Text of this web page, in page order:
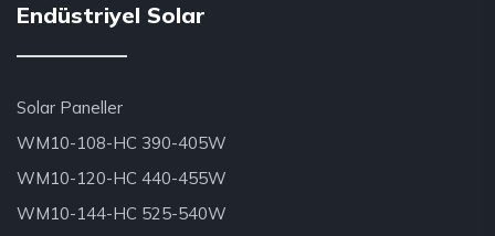
Endüstriyel Solar
Solar Paneller
WM10-108-HC 390-405W
WM10-120-HC 440-455W
WM10-144-HC 525-540W